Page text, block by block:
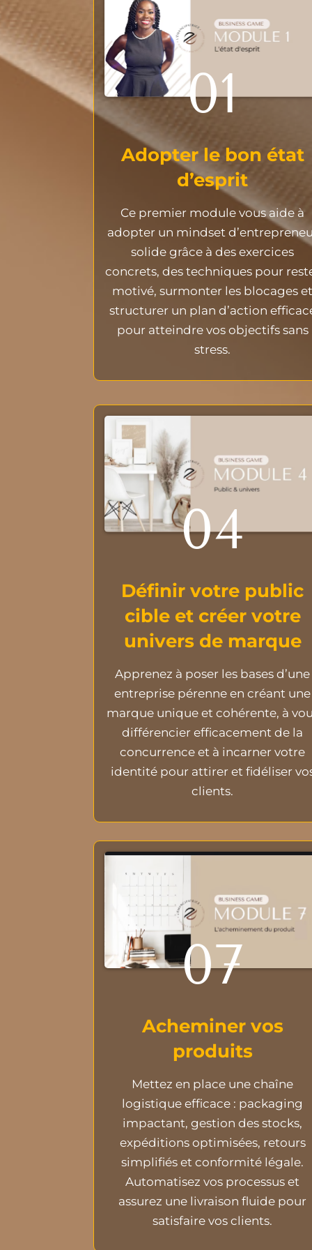
01
Adopter le bon état
d’esprit
Ce premier module vous aide à
adopter un mindset
solide grâce à des exercices
concrets, des techniques pour
motivé, surmonter les blocages
structurer un plan d’action
pour atteindre vos objectifs sans
stress.
04
Définir votre public
cible et créer votre
univers de marque
Apprenez à poser les bases d’une
entreprise pérenne en créant une
marque unique et cohérente, à
différencier efficacement de la
concurrence et à incarner votre
identité pour attirer et fidéliser
clients.
07
Acheminer vos
produits
Mettez en place une chaîne
logistique efficace : packaging
impactant, gestion des stocks,
expéditions optimisées, retours
simplifiés et conformité légale.
Automatisez vos processus et
assurez une livraison fluide pour
satisfaire vos clients.